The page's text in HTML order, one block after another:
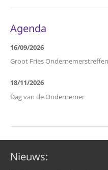
Agenda
16/09/2026
Groot Fries
18/11/2026
Dag van de Ondernemer
Nieuws: